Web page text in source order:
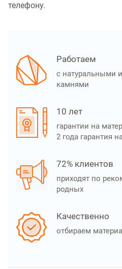
телефону.
Работаем
с натуральными
камнями
10 лет
гарантии на
2 года гарантия
72% клиентов
приходят по
родных
Качественно
отбираем